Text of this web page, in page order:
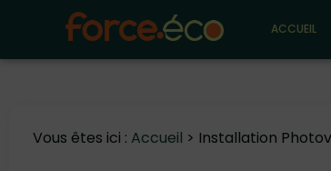
ACCUEIL
Vous êtes ici : Accueil > Installation